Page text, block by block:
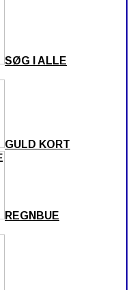
SØG I ALLE
GULD KORT
REGNBUE